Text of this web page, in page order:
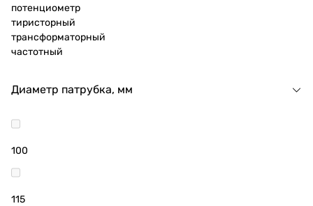
потенциометр
тиристорный
трансформаторный
частотный
Диаметр патрубка, мм
100
115